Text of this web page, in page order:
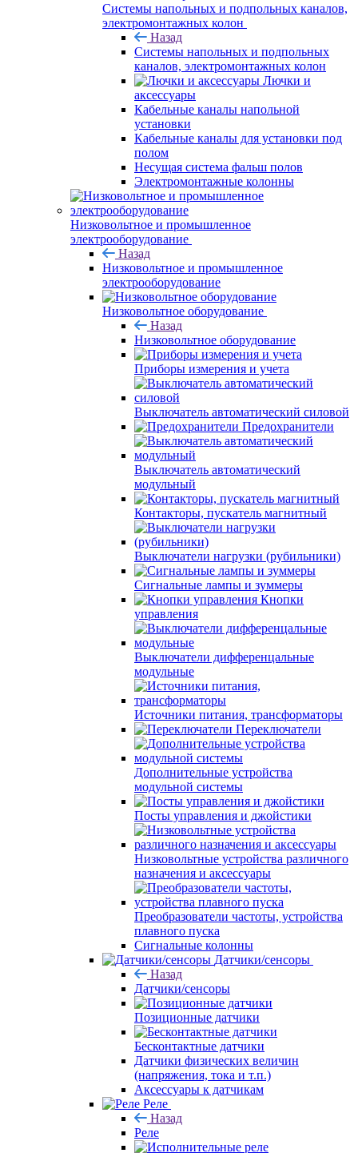
Системы напольных и подпольных каналов,
электромонтажных колон
Назад
Системы напольных и подпольных
каналов, электромонтажных колон
Лючки и
аксессуары
Кабельные каналы напольной
установки
Кабельные каналы для установки под
полом
Несущая система фальш полов
Электромонтажные колонны
Низковольтное и промышленное
электрооборудование
Назад
Низковольтное и промышленное
электрооборудование
Низковольтное оборудование
Назад
Низковольтное оборудование
Приборы измерения и учета
Выключатель автоматический силовой
Предохранители
Выключатель автоматический
модульный
Контакторы, пускатель магнитный
Выключатели нагрузки (рубильники)
Сигнальные лампы и зуммеры
Кнопки
управления
Выключатели дифференцальные
модульные
Источники питания, трансформаторы
Переключатели
Дополнительные устройства
модульной системы
Посты управления и джойстики
Низковольтные устройства различного
назначения и аксессуары
Преобразователи частоты, устройства
плавного пуска
Сигнальные колонны
Датчики/сенсоры
Назад
Датчики/сенсоры
Позиционные датчики
Бесконтактные датчики
Датчики физических величин
(напряжения, тока и т.п.)
Аксессуары к датчикам
Реле
Назад
Реле